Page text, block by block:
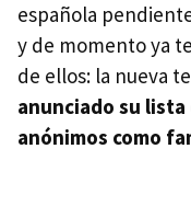
española
y de momento ya
de ellos: la nueva
anunciado su
anónimos como